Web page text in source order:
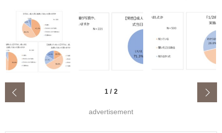
1 / 2
advertisement